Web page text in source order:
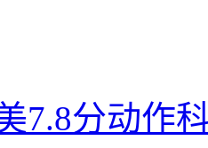
7.8分动作